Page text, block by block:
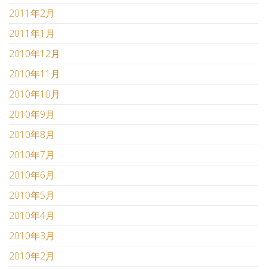
2011年2月
2011年1月
2010年12月
2010年11月
2010年10月
2010年9月
2010年8月
2010年7月
2010年6月
2010年5月
2010年4月
2010年3月
2010年2月